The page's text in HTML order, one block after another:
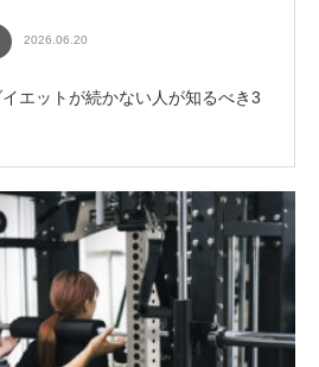
2026.06.20
イエットが続かない人が知るべき3